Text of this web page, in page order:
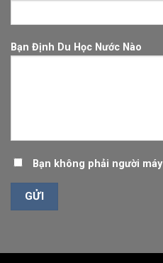
Bạn Định Du Học Nước Nào
Bạn không phải người máy